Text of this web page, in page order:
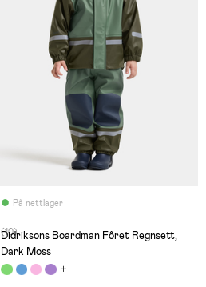
På nettlager
(10)
Didriksons Boardman Fôret Regnsett,
Dark Moss